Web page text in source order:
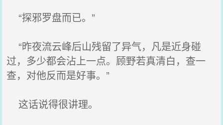
“探邪罗盘而已。”
“昨夜流云峰后山残留了异气，凡是近身碰
过，多少都会沾上一点。顾野若真清白，查一
查，对他反而是好事。”
这话说得很讲理。